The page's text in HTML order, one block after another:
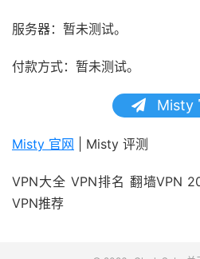
服务器：暂未测试。
付款方式：暂未测试。
Misty
Misty 官网 | Misty 评测
VPN大全 VPN排名 翻墙VPN
VPN推荐